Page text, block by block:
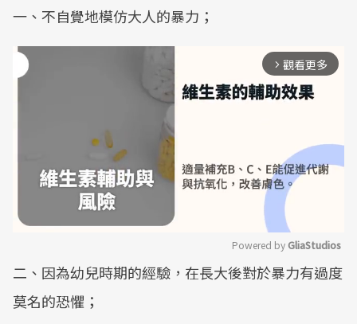
一、不自覺地模仿大人的暴力；
arrow_forward_ios 觀看更多
Mute
Powered by GliaStudios
二、因為幼兒時期的經驗，在長大後對於暴力有過度
莫名的恐懼；